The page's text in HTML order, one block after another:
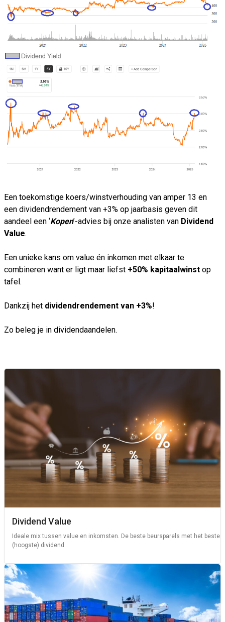
Een toekomstige koers/winstverhouding van amper 13 en
een dividendrendement van +3% op jaarbasis geven dit
aandeel een ‘Kopen’-advies bij onze analisten van Dividend
Value.
Een unieke kans om value én inkomen met elkaar te
combineren want er ligt maar liefst +50% kapitaalwinst op
tafel.
Dankzij het dividendrendement van +3%!
Zo beleg je in dividendaandelen.
Dividend Value
Ideale mix tussen value en inkomsten. De beste beursparels met het beste
(hoogste) dividend.